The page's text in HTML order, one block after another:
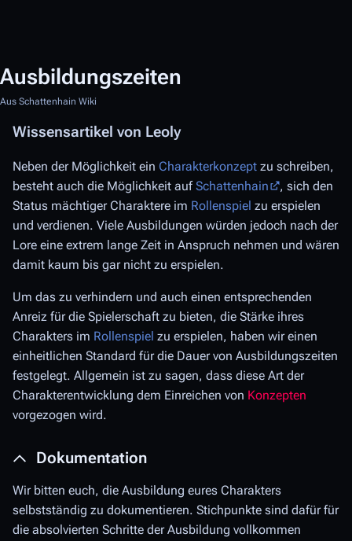
Ausbildungszeiten
Aus Schattenhain Wiki
Wissensartikel von Leoly
Neben der Möglichkeit ein Charakterkonzept zu schreiben,
besteht auch die Möglichkeit aufSchattenhain
, sich den
Status mächtiger Charaktere im Rollenspiel zu erspielen
und verdienen. Viele Ausbildungen würden jedoch nach der
Lore eine extrem lange Zeit in Anspruch nehmen und wären
damit kaum bis gar nicht zu erspielen.
Um das zu verhindern und auch einen entsprechenden
Anreiz für die Spielerschaft zu bieten, die Stärke ihres
Charakters im Rollenspiel zu erspielen, haben wir einen
einheitlichen Standard für die Dauer von Ausbildungszeiten
festgelegt. Allgemein ist zu sagen, dass diese Art der
Charakterentwicklung dem Einreichen von Konzepten
vorgezogen wird.
Dokumentation
Wir bitten euch, die Ausbildung eures Charakters
selbstständig zu dokumentieren. Stichpunkte sind dafür für
die absolvierten Schritte der Ausbildung vollkommen